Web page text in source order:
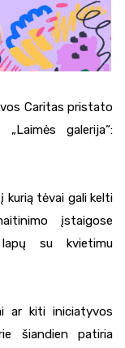
Caritas pristato
galerija“:
kurią tėvai gali kelti
įstaigose
su kvietimu
ar kiti iniciatyvos
šiandien patiria